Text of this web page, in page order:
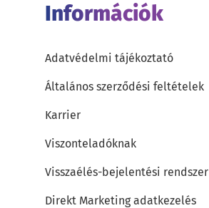
Információk
Adatvédelmi tájékoztató
Általános szerződési feltételek
Karrier
Viszonteladóknak
Visszaélés-bejelentési rendszer
Direkt Marketing adatkezelés